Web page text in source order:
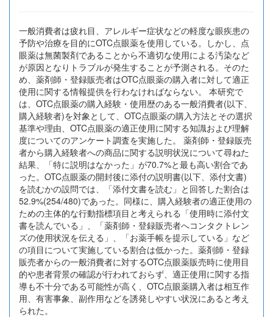
一般消費者は疲れ目、アレルギー症状などの軽度な眼疾患の
予防や治療を目的にOTC点眼薬を使用している。しかし、点
眼薬は無菌製剤であることから不適切な使用による汚染など
が原因となりトラブルが発生することが予測される。そのた
め、薬剤師・登録販売者はOTC点眼薬の購入者に対して適正
使用に関する情報提供を行わなければならない。 本研究で
は、OTC点眼薬の購入経験・使用歴のある一般消費者(以下、
購入経験者)を対象として、OTC点眼薬の購入方法とその選択
基準や理由、OTC点眼薬の適正使用に関する知識および理解
度についてのアンケート調査を実施した。 薬剤師・登録販売
者から購入経験者への商品に関する説明状況について尋ねた
結果、「特に説明はなかった」が70.7%と最も高い割合であ
った。OTC点眼薬の開封後に添付の説明書(以下、添付文書)
を読むかの設問では、「添付文書を読む」と回答した割合は
52.9%(254/480)であった。同様に、購入経験者の適正使用の
ための主体的な行動指標項目と考えられる「使用時に添付文
書を読んでいる」、「薬剤師・登録販売者へコンタクトレン
ズの使用状況を伝える」、「お薬手帳を提示している」など
の項目について実施している割合は低かった。薬剤師・登録
販売者からの一般消費者に対するOTC点眼薬販売時に使用目
的や患者背景の確認が行われておらず、適正使用に関する指
導も不十分である可能性が高く、OTC点眼薬購入者は相互作
用、有害事象、副作用などを誘発しやすい状況にあると考え
られた。